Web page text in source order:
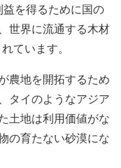
を得るために国の
世界に流通する木材
ています。
農地を開拓するため
タイのようなアジア
土地は利用価値がな
の育たない砂漠にな